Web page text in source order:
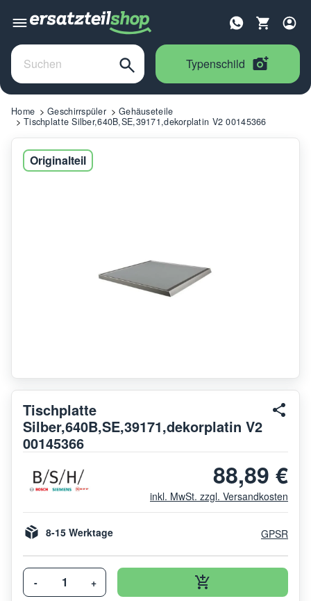
Typenschild
Home Geschirrspüler
Gehäuseteile
Tischplatte Silber,640B,SE,39171,dekorplatin V2 00145366
Originalteil
Tischplatte
Silber,640B,SE,39171,dekorplatin V2
00145366
88,89 €
inkl. MwSt. zzgl. Versandkosten
8-15 Werktage GPSR
- +